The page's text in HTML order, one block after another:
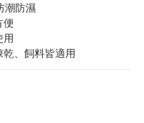
潮防濕
便
、飼料皆適用